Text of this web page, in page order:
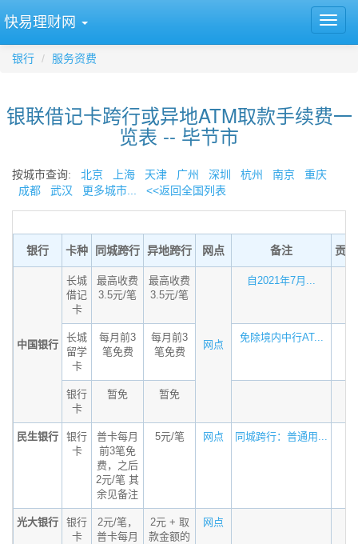
快易理财网
银行 服务资费
银联借记卡跨行或异地ATM取款手续费一
览表 -- 毕节市
按城市查询: 北京 上海 天津 广州 深圳 杭州 南京
重庆
成都
武汉 更多城市... <<返回全国列表
银行 卡种 同城跨行 异地跨行 网点 备注 贡
中国银行
长城
借记
卡
最高收费
3.5元/笔
最高收费
3.5元/笔
网点
自2021年7月...
长城
留学
卡
每月前3
笔免费
每月前3
笔免费
免除境内中行AT...
银行
卡
暂免 暂免
民生银行
银行
卡
普卡每月
前3笔免
费，之后
2元/笔 其
余见备注
5元/笔 网点 同城跨行：普通用...
光大银行
银行
卡
2元/笔，
普卡每月
2元 + 取
款金额的
网点